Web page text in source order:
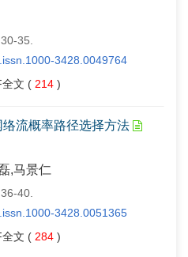
35.
3428.0049764
全文 ( 214 )
流概率路径选择方法
,马景仁
40.
3428.0051365
全文 ( 284 )